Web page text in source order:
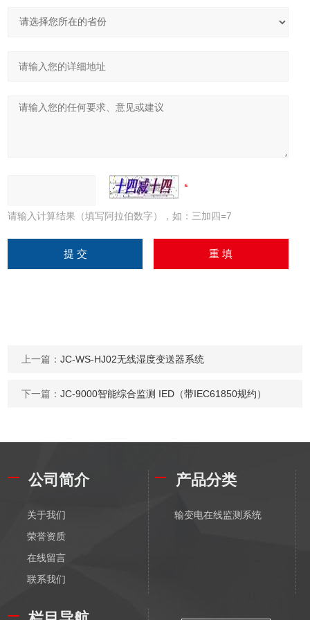
请输入计算结果（填写阿拉伯数字），如：三加四=7
上一篇：JC-WS-HJ02无线湿度变送器系统
下一篇：JC-9000智能综合监测 IED（带IEC61850规约）
公司简介
关于我们
荣誉资质
在线留言
联系我们
产品分类
输变电在线监测系统